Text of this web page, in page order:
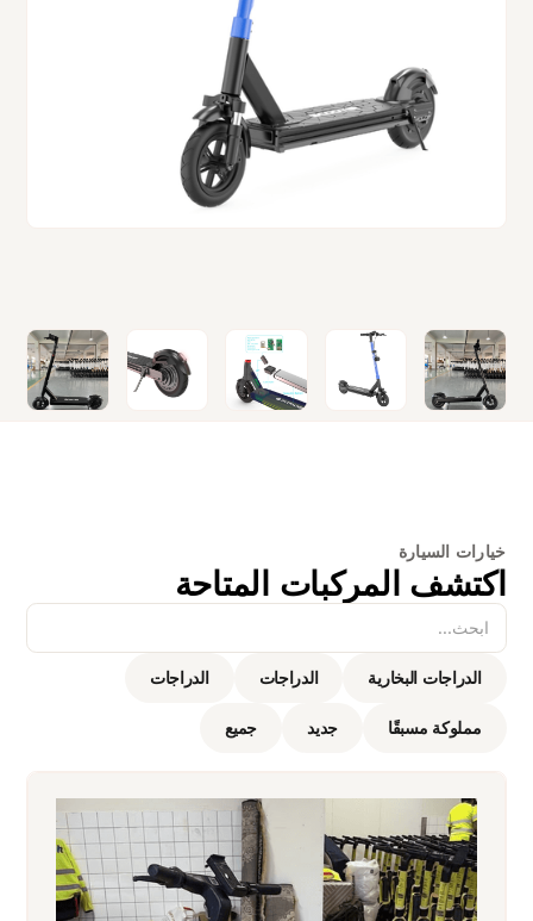
خيارات السيارة
اكتشف المركبات المتاحة
الدراجات الدراجات الدراجات البخارية
جميع جديد مملوكة مسبقًا